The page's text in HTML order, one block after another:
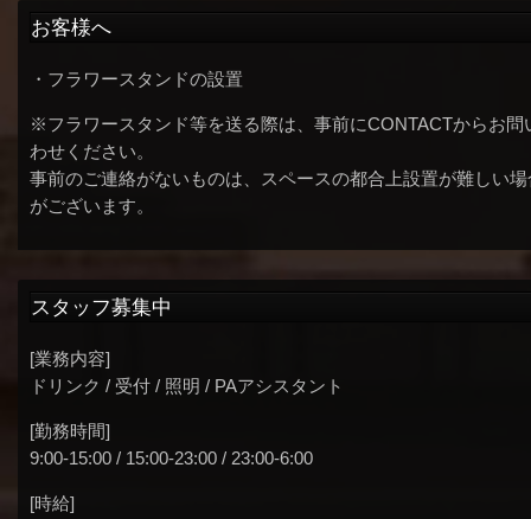
お客様へ
・フラワースタンドの設置
※フラワースタンド等を送る際は、事前にCONTACTからお問
わせください。
事前のご連絡がないものは、スペースの都合上設置が難しい場
がございます。
スタッフ募集中
[業務内容]
ドリンク / 受付 / 照明 / PAアシスタント
[勤務時間]
9:00-15:00 / 15:00-23:00 / 23:00-6:00
[時給]